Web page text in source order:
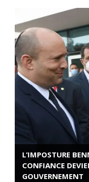
L’IMPOSTURE
CONFIANCE
GOUVERNEMENT